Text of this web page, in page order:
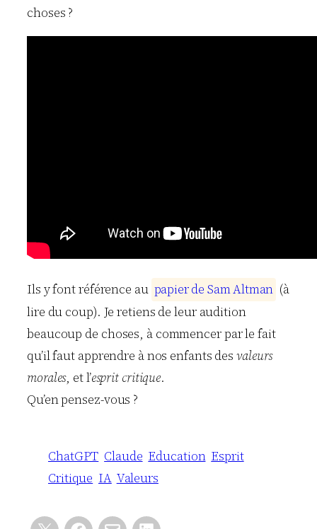
choses ?
Ils y font référence au papierde SamAltman (à
lire du coup). Je retiens de leur audition
beaucoup de choses, à commencer par le fait
qu’il faut apprendre à nos enfants desvaleurs
morales, et l’esprit critique.
Qu’en pensez-vous ?
ChatGPT Claude Education Esprit
Critique IA Valeurs